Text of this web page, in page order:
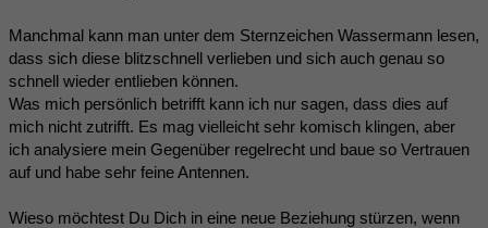
Manchmal kann man unter dem Sternzeichen Wassermann lesen,
dass sich diese blitzschnell verlieben und sich auch genau so
schnell wieder entlieben können.
Was mich persönlich betrifft kann ich nur sagen, dass dies auf
mich nicht zutrifft. Es mag vielleicht sehr komisch klingen, aber
ich analysiere mein Gegenüber regelrecht und baue so Vertrauen
auf und habe sehr feine Antennen.
Wieso möchtest Du Dich in eine neue Beziehung stürzen, wenn